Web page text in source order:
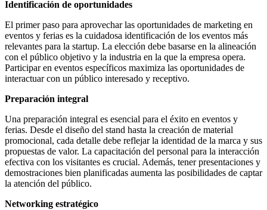
Identificación de oportunidades
El primer paso para aprovechar las oportunidades de marketing en
eventos y ferias es la cuidadosa identificación de los eventos más
relevantes para la startup. La elección debe basarse en la alineación
con el público objetivo y la industria en la que la empresa opera.
Participar en eventos específicos maximiza las oportunidades de
interactuar con un público interesado y receptivo.
Preparación integral
Una preparación integral es esencial para el éxito en eventos y
ferias. Desde el diseño del stand hasta la creación de material
promocional, cada detalle debe reflejar la identidad de la marca y sus
propuestas de valor. La capacitación del personal para la interacción
efectiva con los visitantes es crucial. Además, tener presentaciones y
demostraciones bien planificadas aumenta las posibilidades de captar
la atención del público.
Networking estratégico